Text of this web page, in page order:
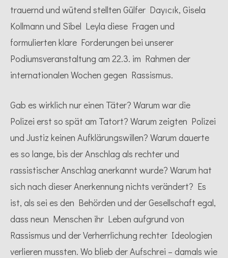
trauernd und wütend stellten Gülfer Dayıcık, Gisela
Kollmann und Sibel Leyla diese Fragen und
formulierten klare Forderungen bei unserer
Podiumsveranstaltung am 22.3. im Rahmen der
internationalen Wochen gegen Rassismus.
Gab es wirklich nur einen Täter? Warum war die
Polizei erst so spät am Tatort? Warum zeigten Polizei
und Justiz keinen Aufklärungswillen? Warum dauerte
es so lange, bis der Anschlag als rechter und
rassistischer Anschlag anerkannt wurde? Warum hat
sich nach dieser Anerkennung nichts verändert? Es
ist, als sei es den Behörden und der Gesellschaft egal,
dass neun Menschen ihr Leben aufgrund von
Rassismus und der Verherrlichung rechter Ideologien
verlieren mussten. Wo blieb der Aufschrei – damals wie